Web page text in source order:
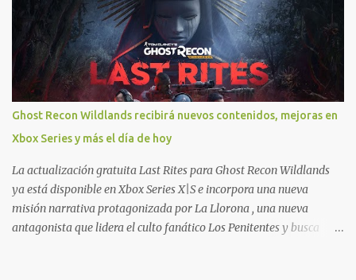
personajes, paquetes de armas hasta emotes, monedas virtuales y
más para diferentes títulos. Todas estas ventajas se pueden
reclamar desde la sección de Game Pass o en tu aplicación de Xbox
yendo directamente a la pestaña de Game Pass. Essential también
ahora sumará el acceso a la Nube de Xbox, el cual nos permitite
jugar una pequeña porción de los juegos de la suscripción
mediante xCloud y más de 600 juegos compatibles si es que los
compramos previamente (con más títulos en camino a ser
compatibles con la función Transmite tu Propios Juegos). Pueden
leer más...
Ghost Recon Wildlands recibirá nuevos contenidos, mejoras en
Xbox Series y más el día de hoy
La actualización gratuita Last Rites para Ghost Recon Wildlands
ya está disponible en Xbox Series X|S e incorpora una nueva
misión narrativa protagonizada por La Llorona , una nueva
antagonista que lidera el culto fanático Los Penitentes y busca